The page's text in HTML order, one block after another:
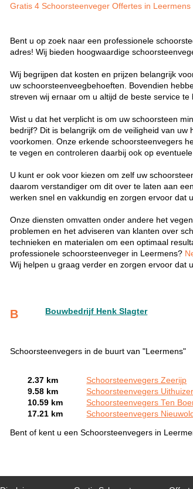
Gratis 4 Schoorsteenveger Offertes in
Bent u op zoek naar een professionele
adres! Wij bieden hoogwaardige
Wij begrijpen dat kosten en prijzen belangrijk
uw schoorsteenveegbehoeften. Bovendien
streven wij ernaar om u altijd de beste service te
Wist u dat het verplicht is om uw schoorsteen
bedrijf? Dit is belangrijk om de veiligheid van
voorkomen. Onze erkende schoorsteenvegers
te vegen en controleren daarbij ook op eventuele
U kunt er ook voor kiezen om zelf uw
daarom verstandiger om dit over te laten aan
werken snel en vakkundig en zorgen ervoor dat
Onze diensten omvatten onder andere het
problemen en het adviseren van klanten over
technieken en materialen om een optimaal
professionele schoorsteenveger in Leermens?
Wij helpen u graag verder en zorgen ervoor dat
B Bouwbedrijf Henk Slagter
Schoorsteenvegers in de buurt van "Leermens"
2.37 km
Schoorsteenvegers Zeerijp
9.58 km
Schoorsteenvegers
10.59 km
Schoorsteenvegers Ten
17.21 km
Schoorsteenvegers
Bent of kent u een Schoorsteenvegers in